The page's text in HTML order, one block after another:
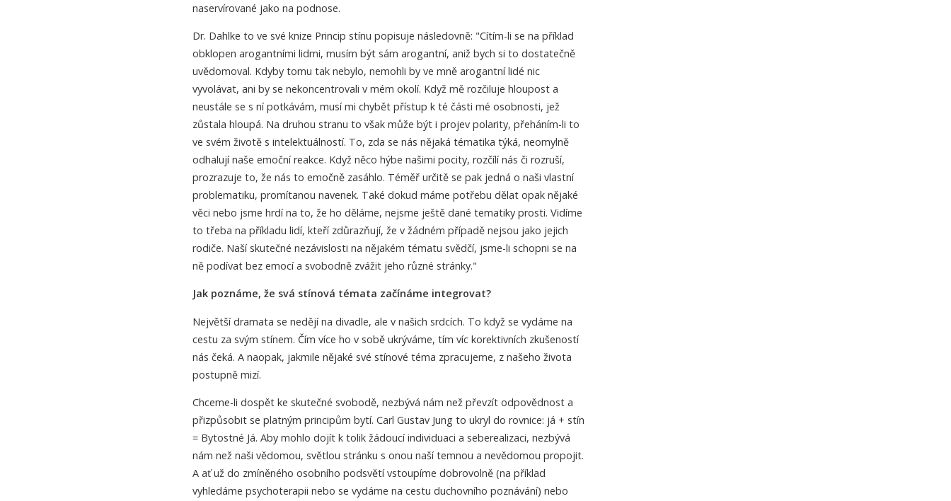
naservírované jako na podnose.
Dr. Dahlke to ve své knize Princip stínu popisuje následovně: "Cítím-li se na příklad
obklopen arogantními lidmi, musím být sám arogantní, aniž bych si to dostatečně
uvědomoval. Kdyby tomu tak nebylo, nemohli by ve mně arogantní lidé nic
vyvolávat, ani by se nekoncentrovali v mém okolí. Když mě rozčiluje hloupost a
neustále se s ní potkávám, musí mi chybět přístup k té části mé osobnosti, jež
zůstala hloupá. Na druhou stranu to však může být i projev polarity, přeháním-li to
ve svém životě s intelektuálností. To, zda se nás nějaká tématika týká, neomylně
odhalují naše emoční reakce. Když něco hýbe našimi pocity, rozčílí nás či rozruší,
prozrazuje to, že nás to emočně zasáhlo. Téměř určitě se pak jedná o naši vlastní
problematiku, promítanou navenek. Také dokud máme potřebu dělat opak nějaké
věci nebo jsme hrdí na to, že ho děláme, nejsme ještě dané tematiky prosti. Vidíme
to třeba na příkladu lidí, kteří zdůrazňují, že v žádném případě nejsou jako jejich
rodiče. Naší skutečné nezávislosti na nějakém tématu svědčí, jsme-li schopni se na
ně podívat bez emocí a svobodně zvážit jeho různé stránky."
Jak poznáme, že svá stínová témata začínáme integrovat?
Největší dramata se nedějí na divadle, ale v našich srdcích. To když se vydáme na
cestu za svým stínem. Čím více ho v sobě ukrýváme, tím víc korektivních zkušeností
nás čeká. A naopak, jakmile nějaké své stínové téma zpracujeme, z našeho života
postupně mizí.
Chceme-li dospět ke skutečné svobodě, nezbývá nám než převzít odpovědnost a
přizpůsobit se platným principům bytí. Carl Gustav Jung to ukryl do rovnice: já + stín
= Bytostné Já. Aby mohlo dojít k tolik žádoucí individuaci a seberealizaci, nezbývá
nám než naši vědomou, světlou stránku s onou naší temnou a nevědomou propojit.
A ať už do zmíněného osobního podsvětí vstoupíme dobrovolně (na příklad
vyhledáme psychoterapii nebo se vydáme na cestu duchovního poznávání) nebo